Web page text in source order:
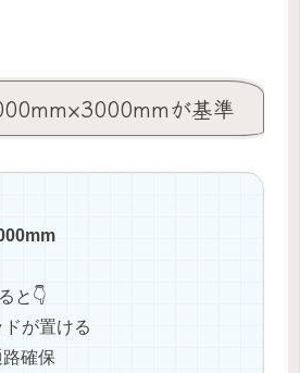
が基準
と👇
が置ける
確保